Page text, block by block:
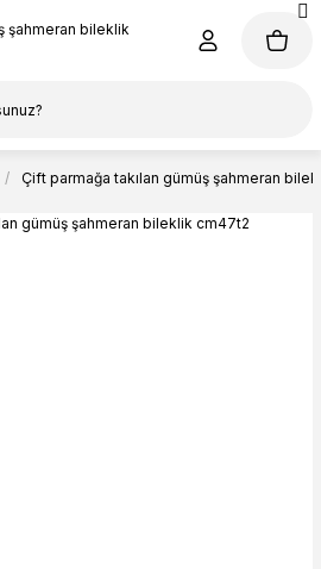
Çift parmağa takılan gümüş şahmeran